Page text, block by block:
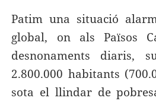
Patim una situació
global, on als Països
desnonaments diaris,
2.800.000 habitants
sota el llindar de